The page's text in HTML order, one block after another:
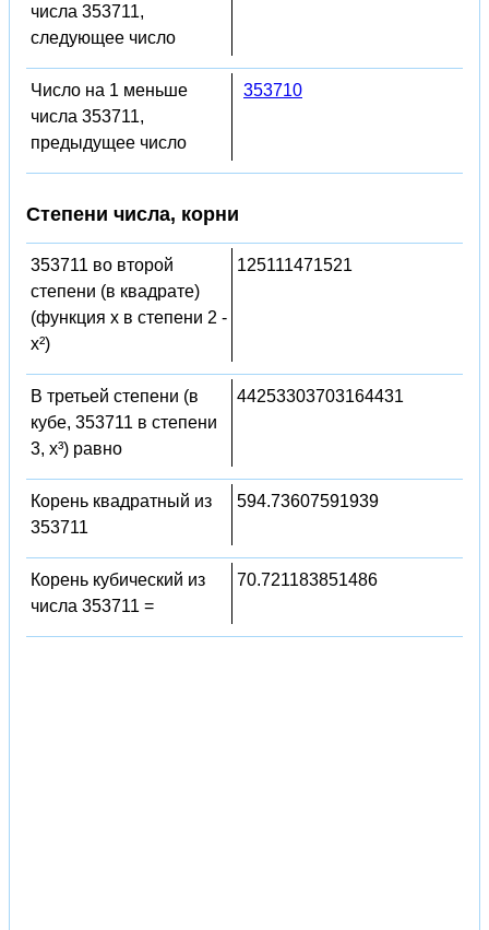
числа 353711,
следующее число
Число на 1 меньше
числа 353711,
предыдущее число
353710
Степени числа, корни
353711 во второй
степени (в квадрате)
(функция x в степени 2 -
x²)
125111471521
В третьей степени (в
кубе, 353711 в степени
3, x³) равно
44253303703164431
Корень квадратный из
353711
594.73607591939
Корень кубический из
числа 353711 =
70.721183851486